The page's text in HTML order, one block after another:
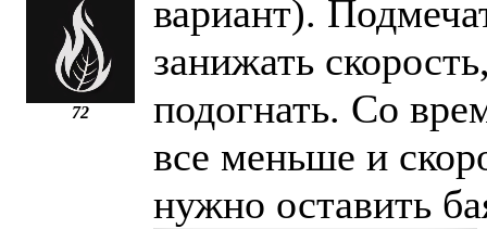
72
вариант).
занижать
подогнать. Со
все меньше и
нужно оставить